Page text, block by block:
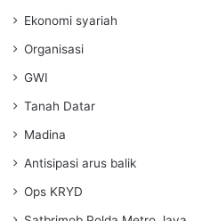
Ekonomi syariah
Organisasi
GWI
Tanah Datar
Madina
Antisipasi arus balik
Ops KRYD